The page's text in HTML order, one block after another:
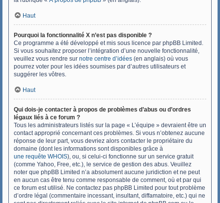
Haut
Pourquoi la fonctionnalité X n’est pas disponible ?
Ce programme a été développé et mis sous licence par phpBB Limited.
Si vous souhaitez proposer l’intégration d’une nouvelle fonctionnalité,
veuillez vous rendre sur notre centre d’idées (en anglais) où vous
pourrez voter pour les idées soumises par d’autres utilisateurs et
suggérer les vôtres.
Haut
Qui dois-je contacter à propos de problèmes d’abus ou d’ordres
légaux liés à ce forum ?
Tous les administrateurs listés sur la page « L’équipe » devraient être un
contact approprié concernant ces problèmes. Si vous n’obtenez aucune
réponse de leur part, vous devriez alors contacter le propriétaire du
domaine (dont les informations sont disponibles grâce à
une requête WHOIS), ou, si celui-ci fonctionne sur un service gratuit
(comme Yahoo, Free, etc.), le service de gestion des abus. Veuillez
noter que phpBB Limited n’a absolument aucune juridiction et ne peut
en aucun cas être tenu comme responsable de comment, où et par qui
ce forum est utilisé. Ne contactez pas phpBB Limited pour tout problème
d’ordre légal (commentaire incessant, insultant, diffamatoire, etc.) qui ne